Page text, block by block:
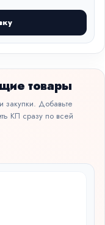
товары
закупки. Добавьте
КП сразу по всей